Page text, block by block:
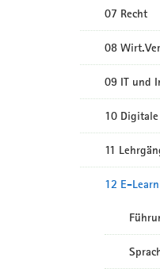
07 Recht
08
09 IT und
10
11
12 E-